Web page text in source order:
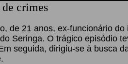
de crimes
de 21 anos, ex-funcionário
Seringa. O trágico episódio
seguida, dirigiu-se à busca